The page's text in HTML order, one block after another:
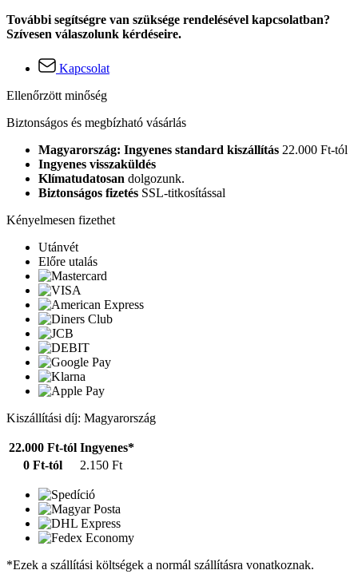
További segítségre van szüksége rendelésével kapcsolatban?
Szívesen válaszolunk kérdéseire.
Kapcsolat
Ellenőrzött minőség
Biztonságos és megbízható vásárlás
Magyarország: Ingyenes standard kiszállítás 22.000 Ft-tól
Ingyenes visszaküldés
Klímatudatosan dolgozunk.
Biztonságos fizetés SSL-titkosítással
Kényelmesen fizethet
Utánvét
Előre utalás
Kiszállítási díj: Magyarország
22.000 Ft-tól Ingyenes*
0 Ft-tól
2.150 Ft
*Ezek a szállítási költségek a normál szállításra vonatkoznak.